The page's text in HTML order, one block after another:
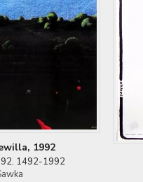
1992
1492-1992